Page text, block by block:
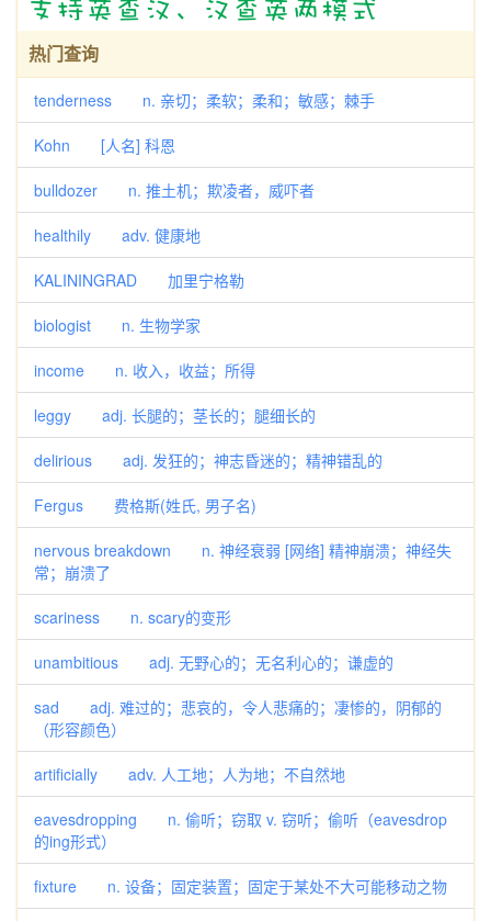
热门查询
tenderness n. 亲切；柔软；柔和；敏感；棘手
Kohn [人名] 科恩
bulldozer n. 推土机；欺凌者，威吓者
healthily adv. 健康地
KALININGRAD 加里宁格勒
biologist n. 生物学家
income n. 收入，收益；所得
leggy adj. 长腿的；茎长的；腿细长的
delirious adj. 发狂的；神志昏迷的；精神错乱的
Fergus 费格斯(姓氏, 男子名)
nervous breakdown n. 神经衰弱 [网络] 精神崩溃；神经失
常；崩溃了
scariness n. scary的变形
unambitious adj. 无野心的；无名利心的；谦虚的
sad adj. 难过的；悲哀的，令人悲痛的；凄惨的，阴郁的
（形容颜色）
artificially adv. 人工地；人为地；不自然地
eavesdropping n. 偷听；窃取 v. 窃听；偷听（eavesdrop
的ing形式）
fixture n. 设备；固定装置；固定于某处不大可能移动之物